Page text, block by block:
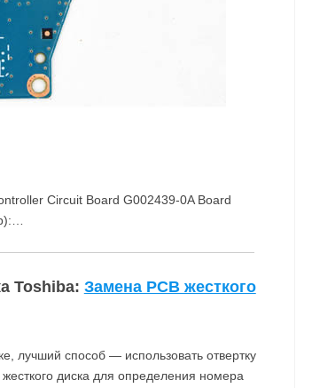
Circuit Board G002439-0A Board
Toshiba: Замена PCB жесткого
лучший способ — использовать отвертку
диска для определения номера